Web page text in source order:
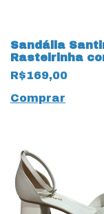
Sandália
Rasteirinha
R$169,00
Comprar